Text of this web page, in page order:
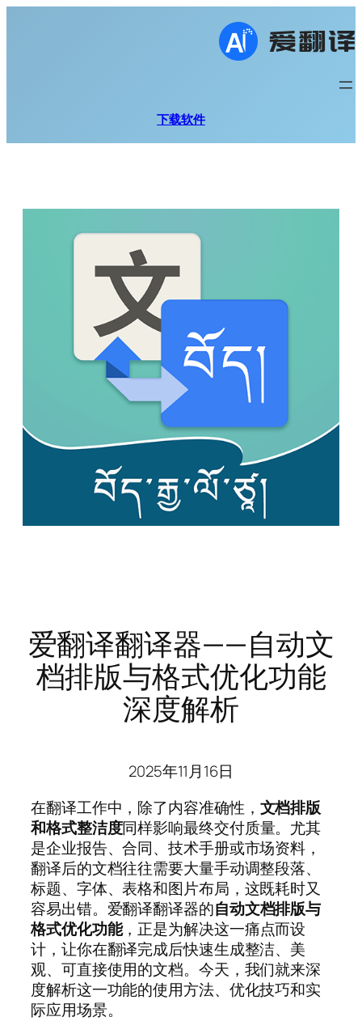
下载软件
爱翻译翻译器——自动文
档排版与格式优化功能
深度解析
2025年11月16日
在翻译工作中，除了内容准确性， 文档排版
和格式整洁度同样影响最终交付质量。尤其
是企业报告、合同、技术手册或市场资料，
翻译后的文档往往需要大量手动调整段落、
标题、字体、表格和图片布局，这既耗时又
容易出错。爱翻译翻译器的自动文档排版与
格式优化功能，正是为解决这一痛点而设
计，让你在翻译完成后快速生成整洁、美
观、可直接使用的文档。今天，我们就来深
度解析这一功能的使用方法、优化技巧和实
际应用场景。